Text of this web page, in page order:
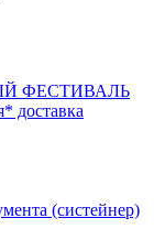
ФЕСТИВАЛЬ
доставка
(систейнер)